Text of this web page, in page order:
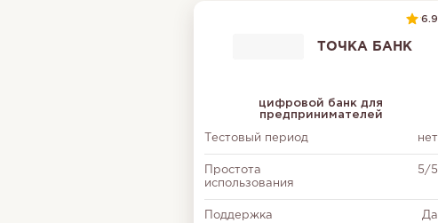
6.9
ТОЧКА БАНК
цифровой банк для
предпринимателей
Тестовый период нет
Простота
использования
5/5
Поддержка
Да